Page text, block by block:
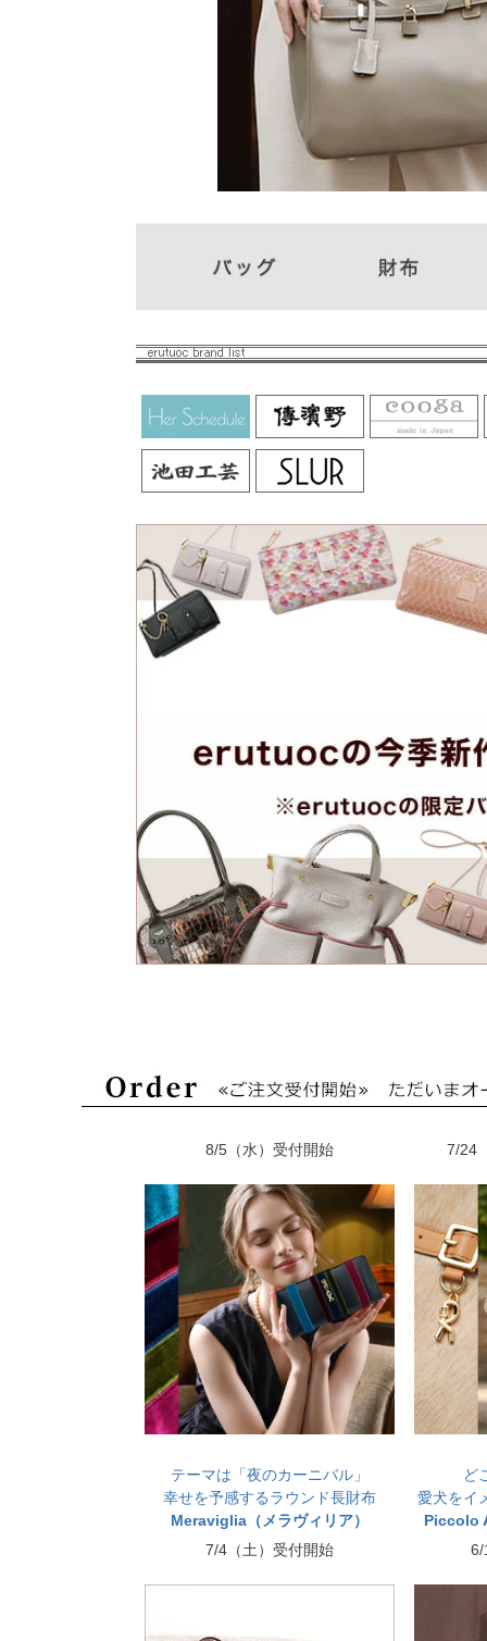
8/5（水）受付開始
テーマは「夜のカーニバル」
幸せを予感するラウンド長財布
Meraviglia（メラヴィリア）
7/24
ど
愛犬をイ
Piccolo
7/4（土）受付開始
6/